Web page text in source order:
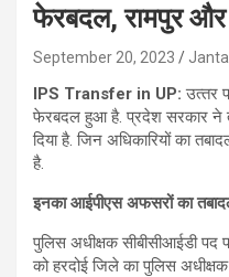
फेरबदल, रामपुर
September 20, 2023
IPS Transfer in UP:उत्‍तर
फेरबदल हुआ है. प्रदेश सरकार ने
दिया है. जिन अधिकारियों का
है.
इनका आईपीएस अफसरों का
पुलिस अधीक्षक सीबीसीआईडी पद
को हरदोई जिले का पुलिस अधीक्षक